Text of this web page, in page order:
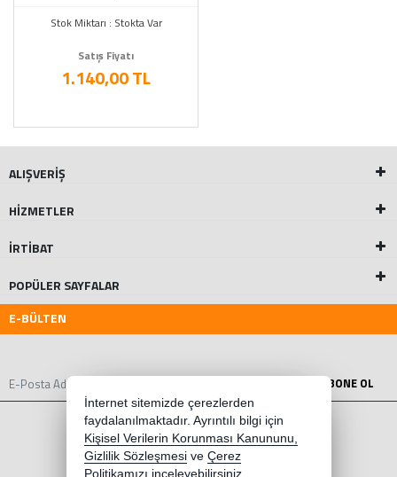
Stok Miktarı : Stokta Var
Satış Fiyatı
1.140,00 TL
ALIŞVERİŞ
HİZMETLER
İRTİBAT
POPÜLER SAYFALAR
E-BÜLTEN
ABONE OL
İnternet sitemizde çerezlerden
faydalanılmaktadır. Ayrıntılı bilgi için
Kişisel Verilerin Korunması Kanununu,
Gizlilik Sözleşmesi ve Çerez
Politikamızı inceleyebilirsiniz.